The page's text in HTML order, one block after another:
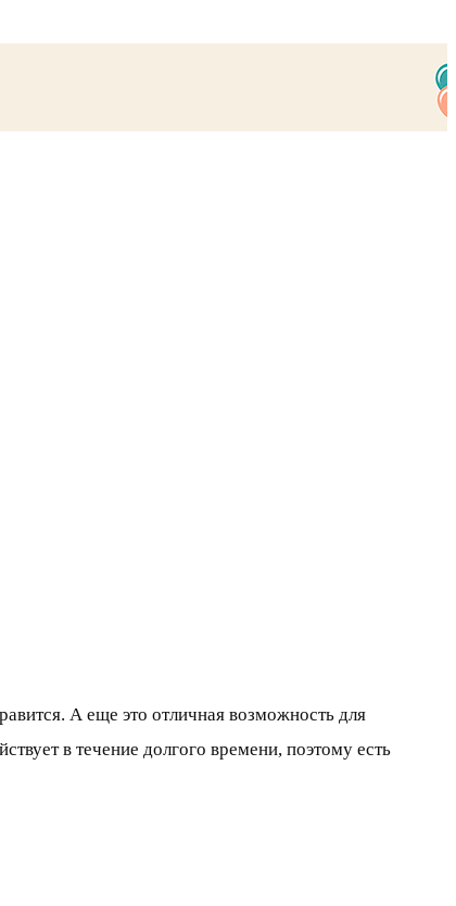
А еще это отличная возможность для
в течение долгого времени, поэтому есть